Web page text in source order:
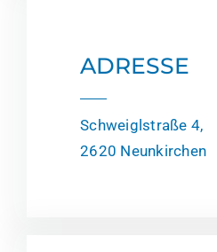
ADRESSE
Schweiglstraße 4,
2620 Neunkirchen